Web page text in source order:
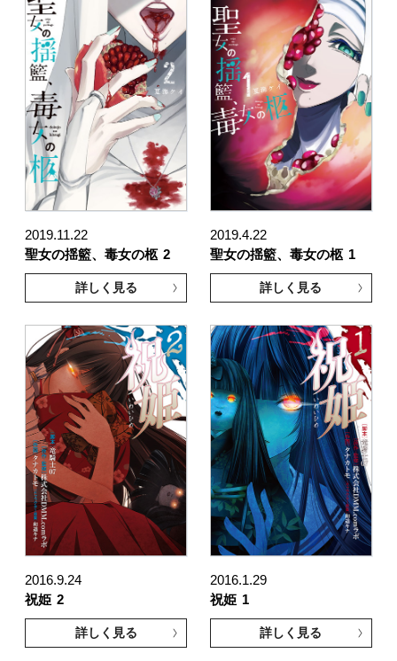
2019.11.22
聖女の揺籃、毒女の柩 2
詳しく見る
2019.4.22
聖女の揺籃、毒女の柩 1
詳しく見る
2016.9.24
祝姫 2
詳しく見る
2016.1.29
祝姫 1
詳しく見る